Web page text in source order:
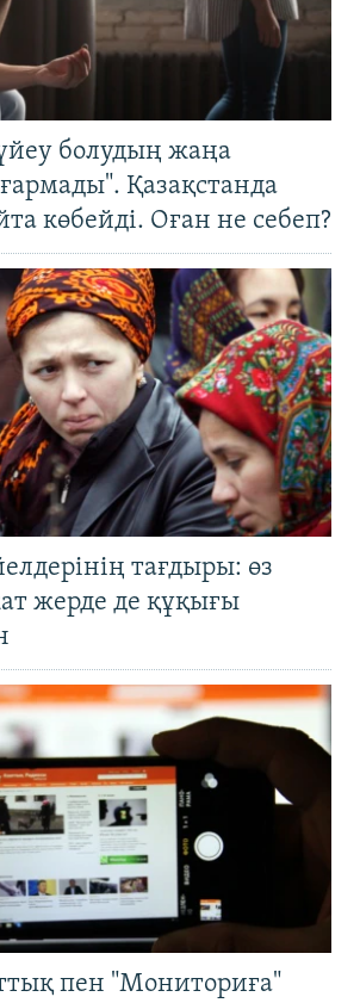
болудың жаңа
Қазақстанда
көбейді. Оған не себеп?
тағдыры: өз
жерде де құқығы
пен "Мониториға"